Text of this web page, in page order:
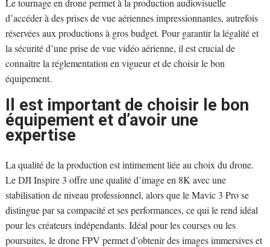
Le tournage en drone permet à la production audiovisuelle
d’accéder à des prises de vue aériennes impressionnantes, autrefois
réservées aux productions à gros budget. Pour garantir la légalité et
la sécurité d’une prise de vue vidéo aérienne, il est crucial de
connaître la réglementation en vigueur et de choisir le bon
équipement.
Il est important de choisir le bon
équipement et d’avoir une
expertise
La qualité de la production est intimement liée au choix du drone.
Le DJI Inspire 3 offre une qualité d’image en 8K avec une
stabilisation de niveau professionnel, alors que le Mavic 3 Pro se
distingue par sa compacité et ses performances, ce qui le rend idéal
pour les créateurs indépendants. Idéal pour les courses ou les
poursuites, le drone FPV permet d’obtenir des images immersives et